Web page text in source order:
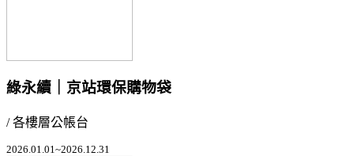
綠永續｜京站環保購物袋
/ 各樓層公帳台
2026.01.01~2026.12.31